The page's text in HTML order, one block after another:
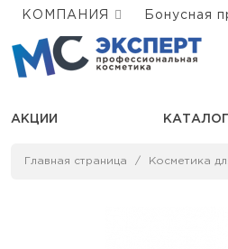
КОМПАНИЯ Бонусная
АКЦИИ
Главная страница Косметика